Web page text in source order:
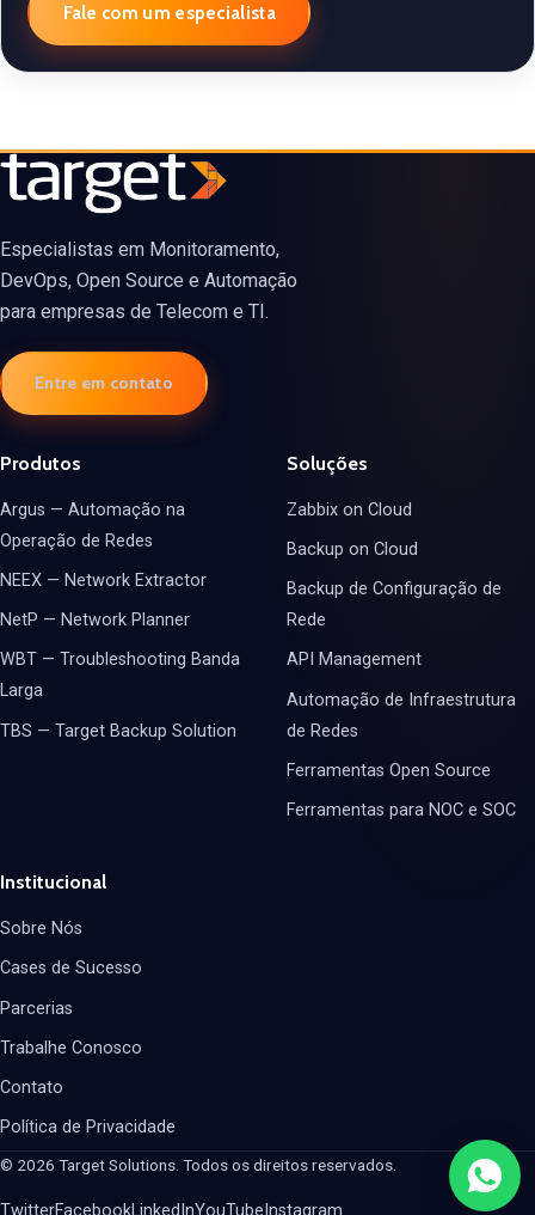
Fale com um especialista
Especialistas em Monitoramento,
DevOps, Open Source e Automação
para empresas de Telecom e TI.
Entre em contato
Produtos
Argus — Automação na
Operação de Redes
NEEX — Network Extractor
NetP — Network Planner
WBT — Troubleshooting Banda
Larga
TBS — Target Backup Solution
Soluções
Zabbix on Cloud
Backup on Cloud
Backup de Configuração de
Rede
API Management
Automação de Infraestrutura
de Redes
Ferramentas Open Source
Ferramentas para NOC e SOC
Institucional
Sobre Nós
Cases de Sucesso
Parcerias
Trabalhe Conosco
Contato
Política de Privacidade
© 2026 Target Solutions. Todos os direitos reservados.